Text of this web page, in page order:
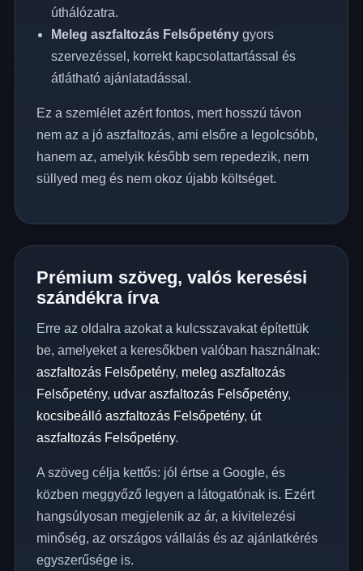
úthálózatra.
Meleg aszfaltozás Felsőpeténygyors
szervezéssel, korrekt kapcsolattartással és
átlátható ajánlatadással.
Ez a szemlélet azért fontos, mert hosszú távon
nem az a jó aszfaltozás, ami elsőre a legolcsóbb,
hanem az, amelyik később sem repedezik, nem
süllyed meg és nem okoz újabb költséget.
Prémium szöveg, valós keresési
szándékra írva
Erre az oldalra azokat a kulcsszavakat építettük
be, amelyeket a keresőkben valóban használnak:
aszfaltozás Felsőpetény, meleg aszfaltozás
Felsőpetény, udvar aszfaltozás Felsőpetény,
kocsibeálló aszfaltozás Felsőpetény, út
aszfaltozás Felsőpetény.
A szöveg célja kettős: jól értse a Google, és
közben meggyőző legyen a látogatónak is. Ezért
hangsúlyosan megjelenik az ár, a kivitelezési
minőség, az országos vállalás és az ajánlatkérés
egyszerűsége is.